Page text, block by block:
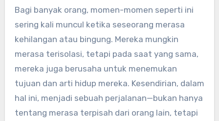
Bagi banyak orang, momen-momen seperti ini
sering kali muncul ketika seseorang merasa
kehilangan atau bingung. Mereka mungkin
merasa terisolasi, tetapi pada saat yang sama,
mereka juga berusaha untuk menemukan
tujuan dan arti hidup mereka. Kesendirian, dalam
hal ini, menjadi sebuah perjalanan—bukan hanya
tentang merasa terpisah dari orang lain, tetapi